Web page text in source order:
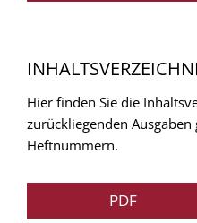
Hier finden Sie die
zurückliegenden Ausgaben
Heftnummern.
PDF